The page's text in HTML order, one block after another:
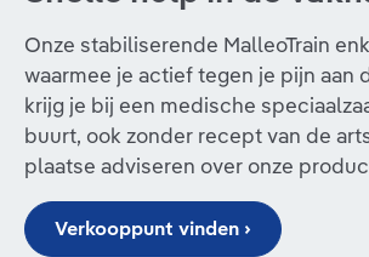
Onze stabiliserende MalleoTrain
waarmee je actief tegen je pijn aan
krijg je bij een medische
buurt, ook zonder recept van de
plaatse adviseren over onze
Verkooppunt vinden ›